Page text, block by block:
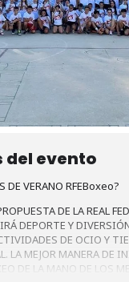
del evento
DE VERANO RFEBoxeo?
DE LA REAL
DEPORTE Y
DE OCIO Y
LA MEJOR MANERA DE
DE LA MANO DE LOS